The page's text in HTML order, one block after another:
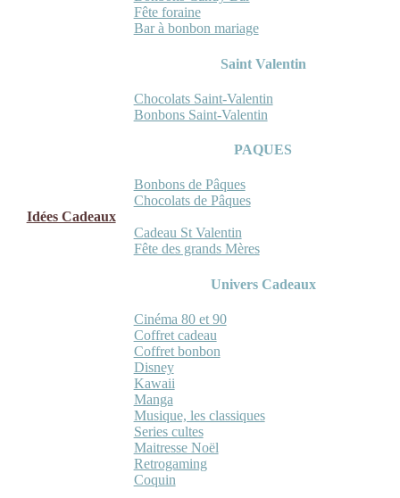
Fête foraine
Bar à bonbon mariage
Saint Valentin
Chocolats Saint-Valentin
Bonbons Saint-Valentin
PAQUES
Bonbons de Pâques
Chocolats de Pâques
Idées Cadeaux
Cadeau St Valentin
Fête des grands Mères
Univers Cadeaux
Cinéma 80 et 90
Coffret cadeau
Coffret bonbon
Disney
Kawaii
Manga
Musique, les classiques
Series cultes
Maitresse Noël
Retrogaming
Coquin